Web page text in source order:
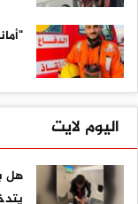
اليوم لايت
هل